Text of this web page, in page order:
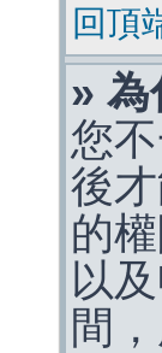
回頂
» 為
您
後
的
以
間